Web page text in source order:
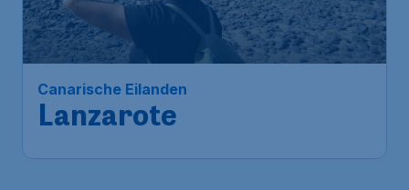
Canarische Eilanden
Lanzarote